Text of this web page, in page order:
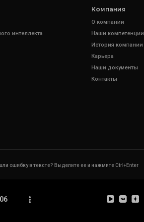
интеллекта
Компания
О компании
Наши компетенции
История компании
Карьера
Наши документы
Контакты
ошибку в тексте? Выделите ее и нажмите Ctrl+Enter